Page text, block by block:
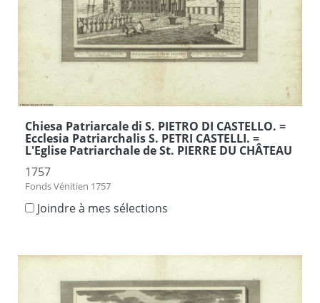
Chiesa Patriarcale di S. PIETRO DI CASTELLO. =
Ecclesia Patriarchalis S. PETRI CASTELLI. =
L'Eglise Patriarchale de St. PIERRE DU CHÂTEAU
1757
Fonds Vénitien 1757
Joindre à mes sélections